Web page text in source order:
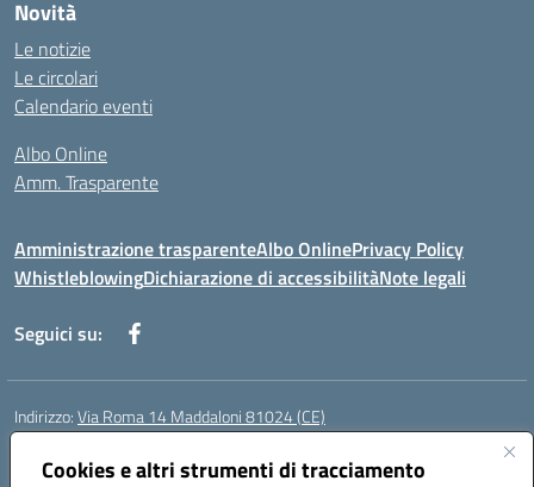
Cookies e altri strumenti di tracciamento
Novità
Le notizie
Le circolari
Calendario eventi
Albo Online
Amm. Trasparente
Amministrazione trasparenteAlbo OnlinePrivacy Policy
WhistleblowingDichiarazione di accessibilitàNote legali
Seguici su:
Indirizzo:Via Roma 14 Maddaloni 81024 (CE)
Centralino:
Posta elettronica certificata (PEC):ceic8an00r@pec.istruzione.it